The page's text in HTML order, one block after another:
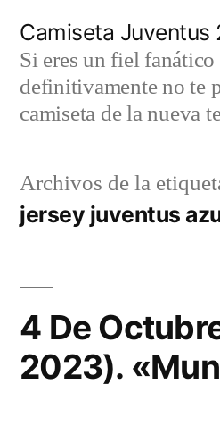
contenido
Camiseta
Si eres un fiel
definitivamente no te
camiseta de la nueva
Archivos de la
jersey juventus
4 De
2023).